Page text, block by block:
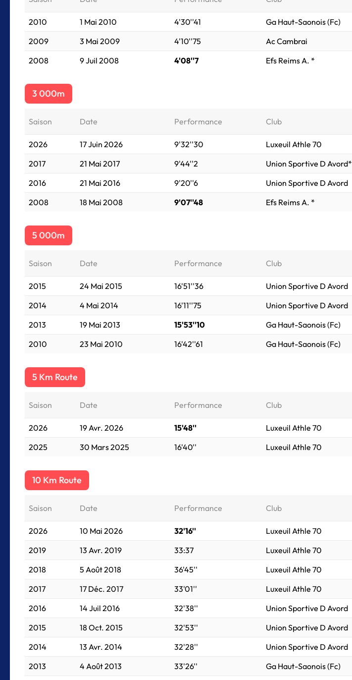
2010 1 Mai 2010 4'30''41 Ga Haut-Saonois (Fc)
2009
3 Mai 2009 4'10''75 Ac Cambrai
2008
9 Juil 2008 4'08''7 Efs Reims A. *
3 000m
Saison Date Performance Club
2026 17 Juin 2026 9'32''30 Luxeuil Athle 70
2017
21 Mai 2017 9'44''2 Union Sportive D Avord*
2016
21 Mai 2016 9'20''6 Union Sportive D Avord
2008
18 Mai 2008 9'07''48 Efs Reims A. *
5 000m
Saison Date Performance Club
2015 24 Mai 2015 16'51''36 Union Sportive D Avord
2014
4 Mai 2014 16'11''75 Union Sportive D Avord
2013
19 Mai 2013 15'53''10 Ga Haut-Saonois (Fc)
2010
23 Mai 2010 16'42''61 Ga Haut-Saonois (Fc)
5 Km Route
Saison Date Performance Club
2026 19 Avr. 2026 15'48'' Luxeuil Athle 70
2025
30 Mars 2025 16'40'' Luxeuil Athle 70
10 Km Route
Saison Date Performance Club
2026 10 Mai 2026 32'16'' Luxeuil Athle 70
2019
13 Avr. 2019 33:37 Luxeuil Athle 70
2018
5 Août 2018 36'45'' Luxeuil Athle 70
2017
17 Déc. 2017 33'01'' Luxeuil Athle 70
2016
14 Juil 2016 32'38'' Union Sportive D Avord
2015
18 Oct. 2015 32'53'' Union Sportive D Avord
2014
13 Avr. 2014 32'28'' Union Sportive D Avord
2013
4 Août 2013 33'26'' Ga Haut-Saonois (Fc)